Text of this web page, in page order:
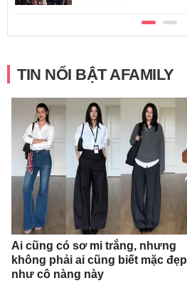
TIN NỔI BẬT AFAMILY
Ai cũng có sơ mi trắng, nhưng
không phải ai cũng biết mặc đẹp
như cô nàng này